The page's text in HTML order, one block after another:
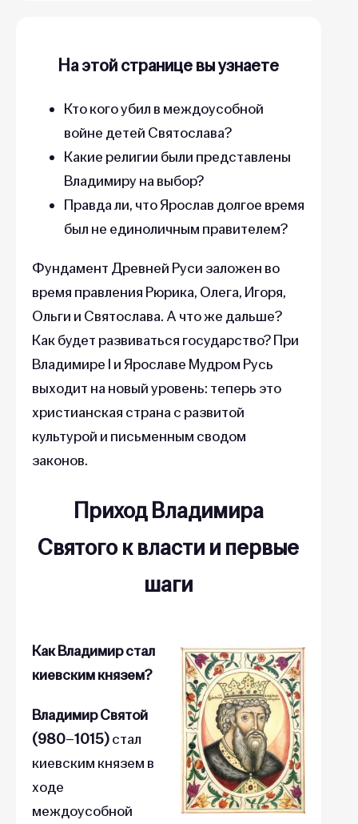
На этой странице вы узнаете
Кто кого убил в междоусобной
войне детей Святослава?
Какие религии были представлены
Владимиру на выбор?
Правда ли, что Ярослав долгое время
был не единоличным правителем?
Фундамент Древней Руси заложен во
время правления Рюрика, Олега, Игоря,
Ольги и Святослава. А что же дальше?
Как будет развиваться государство? При
Владимире I и Ярославе Мудром Русь
выходит на новый уровень: теперь это
христианская страна с развитой
культурой и письменным сводом
законов.
Приход Владимира
Святого к власти и первые
шаги
Как Владимир стал
киевским князем?
Владимир Святой
(980–1015)стал
киевским князем в
ходе
междоусобной